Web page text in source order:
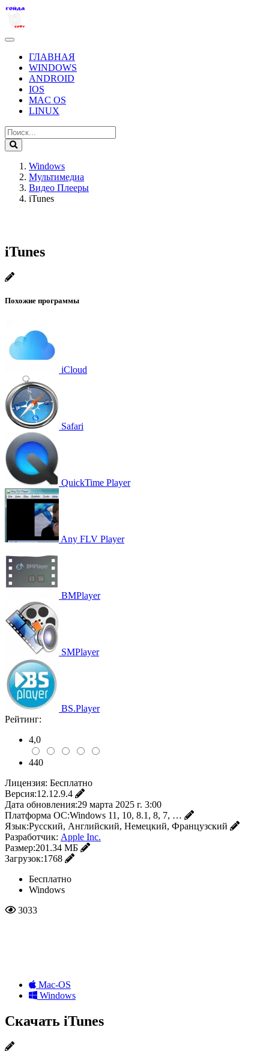
ГЛАВНАЯ
WINDOWS
ANDROID
IOS
MAC OS
LINUX
Windows
Мультимедиа
Видео Плееры
iTunes
iTunes
Похожие программы
iCloud
Safari
QuickTime Player
Any FLV Player
BMPlayer
SMPlayer
BS.Player
Рейтинг:
4,0
440
Лицензия: Бесплатно
Версия:12.12.9.4
Дата обновления:29 марта 2025 г. 3:00
Платформа ОС:Windows 11, 10, 8.1, 8, 7, …
Язык:Русский, Английский, Немецкий, Французский
Разработчик: Apple Inc.
Размер:201.34 МБ
Загрузок:1768
Бесплатно
Windows
3033
Mac-OS
Windows
Скачать iTunes